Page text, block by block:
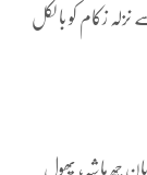
زکام کو با لکل
چھ ماشہ، پھول